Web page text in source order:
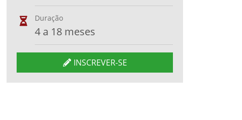
Duração
4 a 18 meses
INSCREVER-SE